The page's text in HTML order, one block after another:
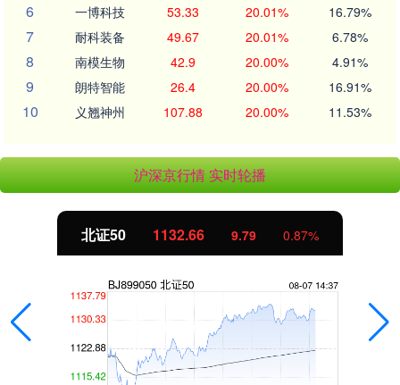
6 一博科技 53.33 20.01% 16.79%
7 耐科装备 49.67 20.01% 6.78%
8 南模生物 42.9 20.00% 4.91%
9 朗特智能 26.4 20.00% 16.91%
10 义翘神州 107.88 20.00% 11.53%
沪深京行情 实时轮播
北证50 1132.66 9.79 0.87%